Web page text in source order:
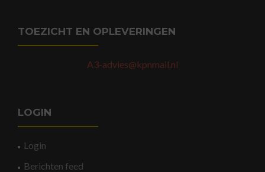
TOEZICHT EN OPLEVERINGEN
A3-advies@kpnmail.nl
LOGIN
Login
Berichten feed